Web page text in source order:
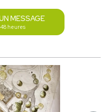
MESSAGE
heures